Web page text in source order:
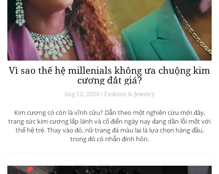
Vì sao thế hệ millenials không ưa chuộng kim
cương đắt giá?
Aug 12, 2020 / Fashion & Jewelry
Kim cương có còn là vĩnh cửu? Dẫn theo một nghiên cứu mới đây,
trang sức kim cương lấp lánh và cổ điển ngày nay đang dần lỗi mốt với
thế hệ trẻ. Thay vào đó, nữ trang đá màu lại là lựa chọn hàng đầu,
trong đó có nhẫn đính hôn.